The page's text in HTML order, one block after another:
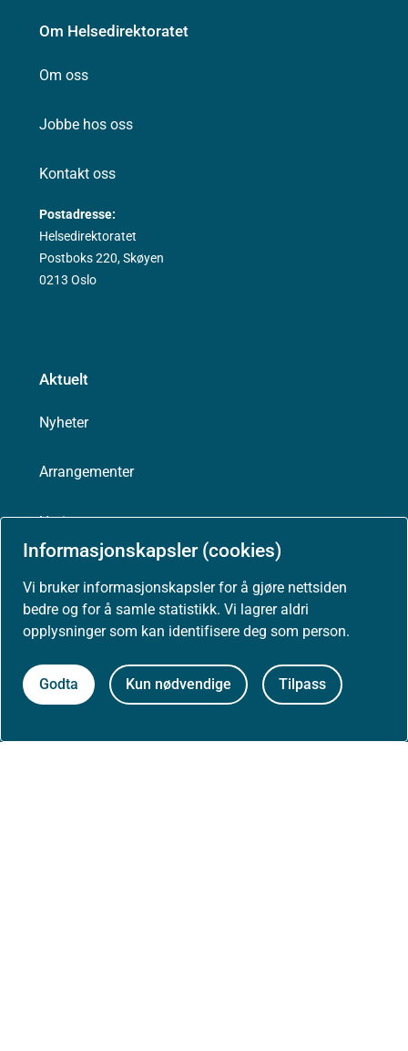
Informasjonskapsler (cookies)
Vi bruker informasjonskapsler for å gjøre nettsiden
bedre og for å samle statistikk. Vi lagrer aldri
opplysninger som kan identifisere deg som person.
Godta Kun nødvendige Tilpass
Om Helsedirektoratet
Om oss
Jobbe hos oss
Kontakt oss
Postadresse:
Helsedirektoratet
Postboks 220, Skøyen
0213 Oslo
Aktuelt
Nyheter
Arrangementer
Høringer
Om nettstedet